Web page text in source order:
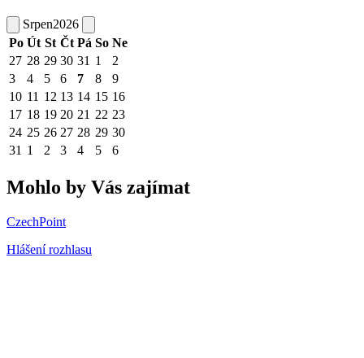
Srpen2026
Po Út St Čt Pá So Ne
27 28 29 30 31 1
2
3
4 5 6 7 8
9
10 11 12 13 14 15 16
17 18 19 20 21 22 23
24 25 26 27 28 29 30
31 1 2 3 4 5 6
Mohlo by Vás zajímat
CzechPoint
Hlášení rozhlasu